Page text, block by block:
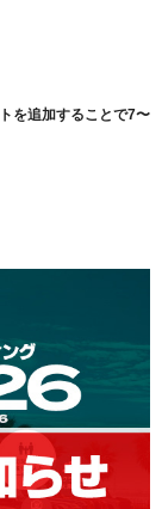
を追加することで7〜